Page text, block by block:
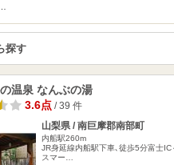
探す
温泉 なんぶの湯
3.6点/ 39 件
山梨県 / 南巨摩郡南部町
内船駅260m
JR身延線内船駅下車､徒歩5分富士
スマー…